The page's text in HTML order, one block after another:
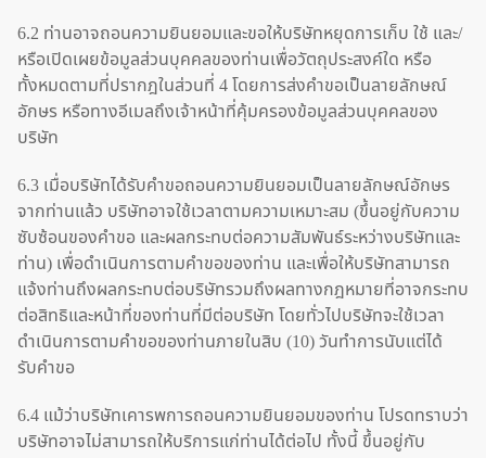
6.2 ท่านอาจถอนความยินยอมและขอให้บริษัทหยุดการเก็บ ใช้ และ/
หรือเปิดเผยข้อมูลส่วนบุคคลของท่านเพื่อวัตถุประสงค์ใด หรือ
ทั้งหมดตามที่ปรากฎในส่วนที่ 4 โดยการส่งคำขอเป็นลายลักษณ์
อักษร หรือทางอีเมลถึงเจ้าหน้าที่คุ้มครองข้อมูลส่วนบุคคลของ
บริษัท
6.3 เมื่อบริษัทได้รับคำขอถอนความยินยอมเป็นลายลักษณ์อักษร
จากท่านแล้ว บริษัทอาจใช้เวลาตามความเหมาะสม (ขึ้นอยู่กับความ
ซับซ้อนของคำขอ และผลกระทบต่อความสัมพันธ์ระหว่างบริษัทและ
ท่าน) เพื่อดำเนินการตามคำขอของท่าน และเพื่อให้บริษัทสามารถ
แจ้งท่านถึงผลกระทบต่อบริษัทรวมถึงผลทางกฎหมายที่อาจกระทบ
ต่อสิทธิและหน้าที่ของท่านที่มีต่อบริษัท โดยทั่วไปบริษัทจะใช้เวลา
ดำเนินการตามคำขอของท่านภายในสิบ (10) วันทำการนับแต่ได้
รับคำขอ
6.4 แม้ว่าบริษัทเคารพการถอนความยินยอมของท่าน โปรดทราบว่า
บริษัทอาจไม่สามารถให้บริการแก่ท่านได้ต่อไป ทั้งนี้ ขึ้นอยู่กับ